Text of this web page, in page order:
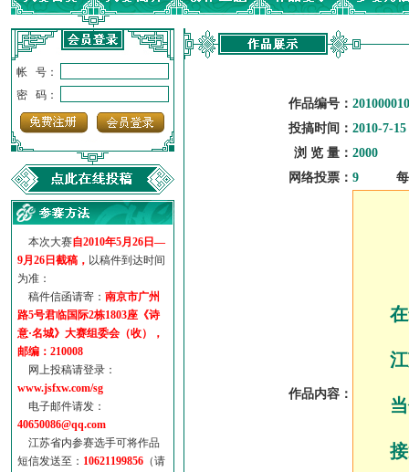
帐 号：
密 码：
本次大赛自2010年5月26日—
9月26日截稿， 以稿件到达时间
为准：
稿件信函请寄： 南京市广州
路5号君临国际2栋1803座《诗
意·名城》大赛组委会（收），
邮编：210008
网上投稿请登录：
www.jsfxw.com/sg
电子邮件请发：
40650086@qq.com
江苏省内参赛选手可将作品
短信发送至： 10621199856 （请
作品编号：
投搞时间： 2010-7-
浏 览 量： 2000
网络投票： 9
作品内容：